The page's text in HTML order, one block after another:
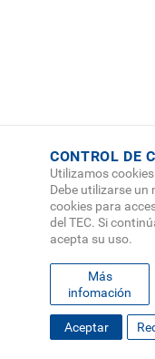
CONTROL DE
Utilizamos
Debe utilizarse un
cookies para
del TEC. Si
acepta su uso.
Más
infomación
Aceptar